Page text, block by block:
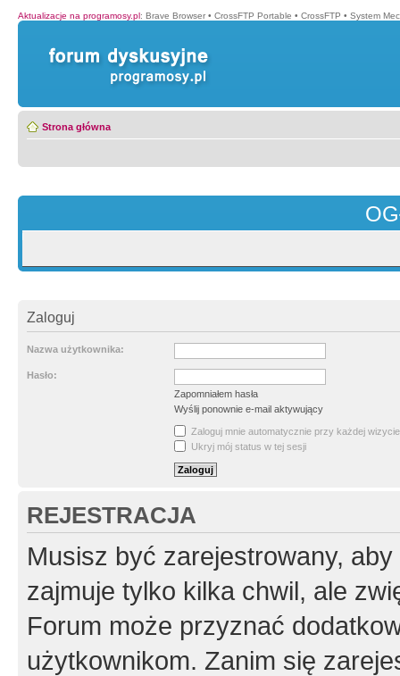
Aktualizacje na programosy.pl: Brave Browser • CrossFTP Portable • CrossFTP • System
Strona główna
Zaloguj
Nazwa użytkownika:
Hasło:
Zapomniałem hasła
Wyślij ponownie e-mail aktywujący
Zaloguj mnie automatycznie przy każdej wizycie
Ukryj mój status w tej sesji
REJESTRACJA
Musisz być zarejestrowany,
zajmuje tylko kilka chwil, ale
Forum może przyznać
użytkownikom. Zanim się